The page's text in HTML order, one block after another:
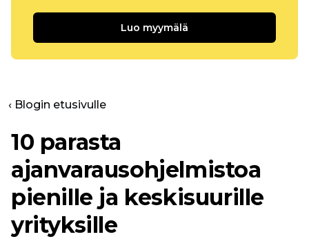
Luo myymälä
‹ Blogin etusivulle
10 parasta
ajanvarausohjelmistoa
pienille ja keskisuurille
yrityksille